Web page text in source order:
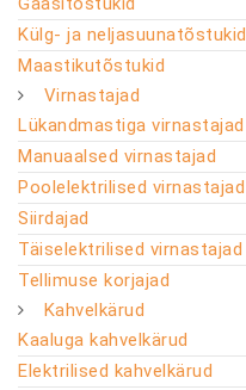
Külg- ja neljasuunatõstukid
Maastikutõstukid
Virnastajad
Lükandmastiga virnastajad
Manuaalsed virnastajad
Poolelektrilised virnastajad
Siirdajad
Täiselektrilised virnastajad
Tellimuse korjajad
Kahvelkärud
Kaaluga kahvelkärud
Elektrilised kahvelkärud